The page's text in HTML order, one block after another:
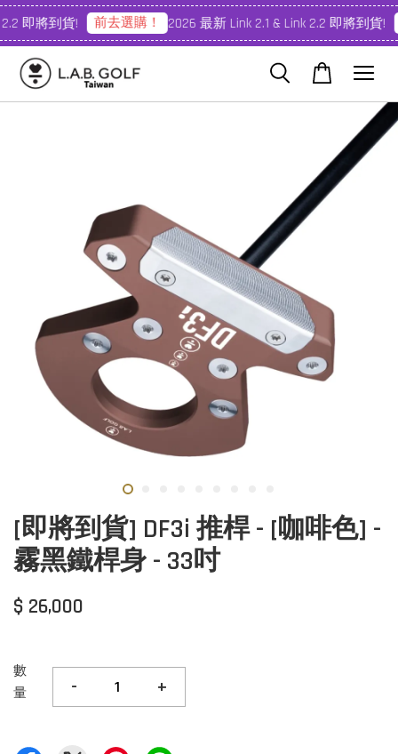
即將到貨! 前去選購！ 2026 最新 Link 2.1 & Link 2.2 即將到貨!
[即將到貨] DF3i 推桿 - [咖啡色] -
霧黑鐵桿身 - 33吋
$ 26,000
數
量
- +